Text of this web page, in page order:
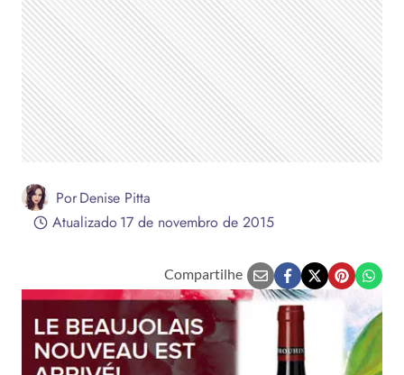
PorDenise Pitta
Atualizado17 de novembro de 2015
Compartilhe